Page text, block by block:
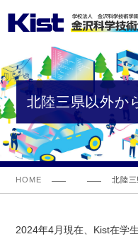
北陸三県以外か
HOME 北陸三
2024年4月現在、Kist在学